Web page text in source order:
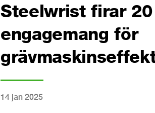
Steelwrist firar
engagemang för
14 jan 2025